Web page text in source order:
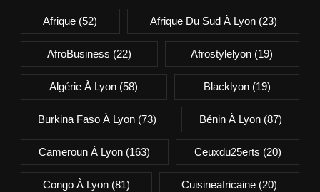
Afrique (52) Afrique Du Sud À Lyon(23)
AfroBusiness (22) Afrostylelyon (19)
Algérie À Lyon (58) Blacklyon(19)
Burkina Faso À Lyon (73) Bénin À Lyon(87)
Cameroun À Lyon (163) Ceuxdu25erts (20)
Congo À Lyon(81) Cuisineafricaine (20)